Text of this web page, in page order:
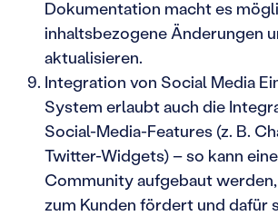
Dokumentation macht es
inhaltsbezogene Änderungen
aktualisieren.
Integration von Social Media
System erlaubt auch die
Social-Media-Features (z. B.
Twitter-Widgets) – so kann
Community aufgebaut
zum Kunden fördert und dafür